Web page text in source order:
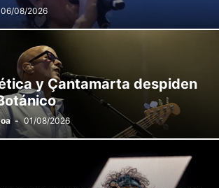
06/08/2026
y Çantamarta despiden
- 01/08/2026